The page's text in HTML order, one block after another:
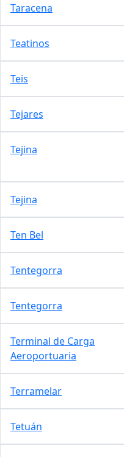
Taracena
Teatinos
Teis
Tejares
Tejina
Tejina
Ten Bel
Tentegorra
Tentegorra
Terminal de Carga
Aeroportuaria
Terramelar
Tetuán